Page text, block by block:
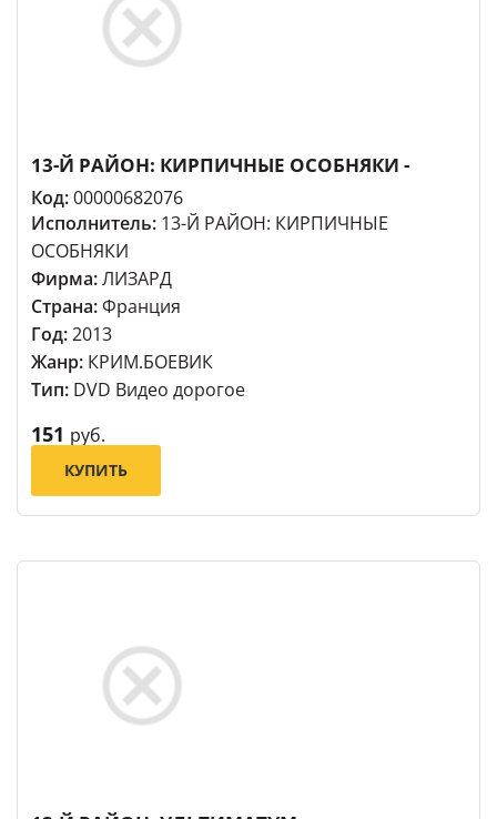
13-Й РАЙОН: КИРПИЧНЫЕ ОСОБНЯКИ -
Код:00000682076
Исполнитель: 13-Й РАЙОН: КИРПИЧНЫЕ
ОСОБНЯКИ
Фирма:ЛИЗАРД
Страна:Франция
Год:2013
Жанр: КРИМ.БОЕВИК
Тип: DVD Видео дорогое
151 руб.
КУПИТЬ